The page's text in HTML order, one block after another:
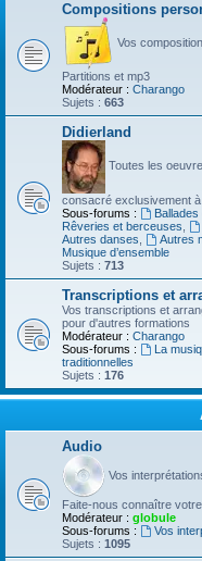
Compositions
Vos
Partitions et mp3
Modérateur : Charango
Sujets : 663
Didierland
Toutes les
consacré exclusivement
Sous-forums :
Rêveries et berceuses
Autres danses
Autres
Musique d’ensemble
Sujets : 713
Transcriptions et
Vos transcriptions et
pour d'autres formations
Modérateur : Charango
Sous-forums :
La
traditionnelles
Sujets : 176
Audio
Vos
Faite-nous connaître
Modérateur : globule
Sous-forums :
Vos
Sujets : 1095